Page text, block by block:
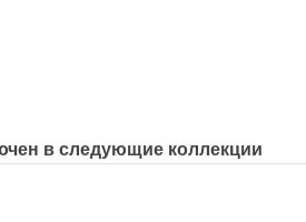
в следующие коллекции